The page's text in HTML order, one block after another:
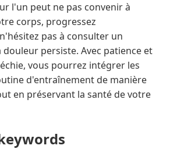
l'un peut ne pas convenir à
corps, progressez
pas à consulter un
persiste. Avec patience et
vous pourrez intégrer les
d'entraînement de manière
en préservant la santé de votre